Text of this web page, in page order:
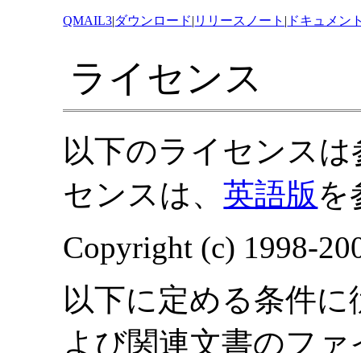
QMAIL3|ダウンロード| リリースノート | ドキュメン
ライセンス
以下のライセンス
センスは、英語版を
Copyright (c) 1998-
以下に定める条件
よび関連文書のフ